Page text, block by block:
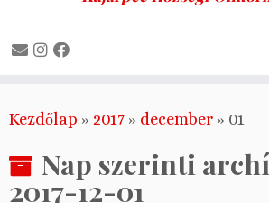
toKezdőlap » 2017 » december » 01
Nap szerinti
2017-12-01